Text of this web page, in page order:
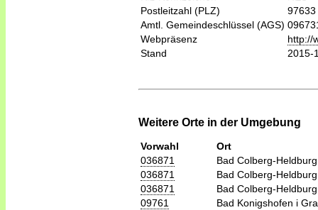
Postleitzahl (PLZ)
97633
Amtl. Gemeindeschlüssel (AGS)
Webpräsenz
http://
Stand
2015-
Weitere Orte in der Umgebung
Vorwahl
Ort
036871
Bad Colberg-Heldburg
036871
Bad Colberg-Heldburg
036871
Bad Colberg-Heldburg
09761
Bad Konigshofen i